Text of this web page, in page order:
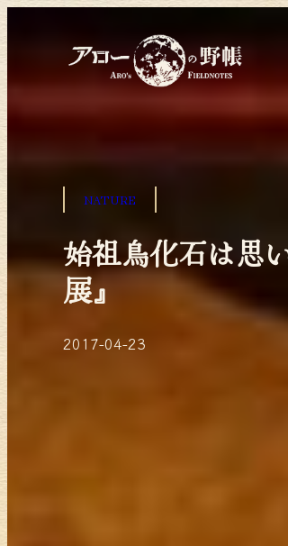
NATURE
始祖鳥化石は思
展』
2017-04-23